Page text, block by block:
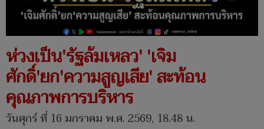
ห่วงเป็น'รัฐล้มเหลว' 'เจิม
ศักดิ์'ยก'ความสูญเสีย' สะท้อน
คุณภาพการบริหาร
วันศุกร์ ที่ 16 มกราคม พ.ศ. 2569, 18.48 น.